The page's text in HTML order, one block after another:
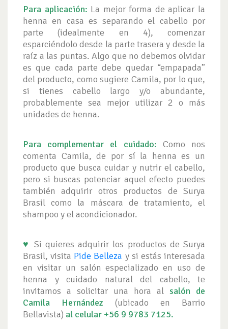
Para aplicación: La mejor forma de aplicar la
henna en casa es separando el cabello por
parte (idealmente en 4), comenzar
esparciéndolo desde la parte trasera y desde la
raíz a las puntas. Algo que no debemos olvidar
es que cada parte debe quedar “empapada”
del producto, como sugiere Camila, por lo que,
si tienes cabello largo y/o abundante,
probablemente sea mejor utilizar 2 o más
unidades de henna.
Para complementar el cuidado: Como nos
comenta Camila, de por sí la henna es un
producto que busca cuidar y nutrir el cabello,
pero si buscas potenciar aquel efecto puedes
también adquirir otros productos de Surya
Brasil como la máscara de tratamiento, el
shampoo y el acondicionador.
♥ Si quieres adquirir los productos de Surya
Brasil, visita Pide Belleza y si estás interesada
en visitar un salón especializado en uso de
henna y cuidado natural del cabello, te
invitamos a solicitar una hora al salón de
Camila Hernández (ubicado en Barrio
Bellavista) al celular +56 9 9783 7125.